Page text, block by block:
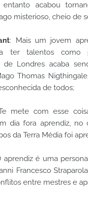
acabou
misterioso, cheio de
: Mais um jovem
ter talentos como
de Londres acaba
Thomas
de todos;
mete com esse
dia fora aprendiz, no
da Terra Média foi
aprendiz é uma
Francesco
entre mestres e